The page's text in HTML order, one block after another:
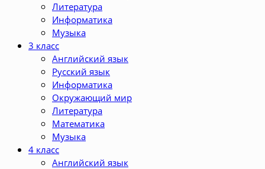
Литература
Информатика
Музыка
3 класс
Английский язык
Русский язык
Информатика
Окружающий мир
Литература
Математика
Музыка
4 класс
Английский язык